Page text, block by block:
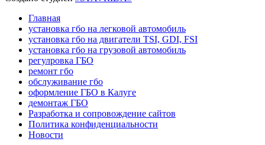
Главная
установка гбо на легковой автомобиль
установка гбо на двигатели TSI, GDI, FSI
установка гбо на грузовой автомобиль
регулровка ГБО
ремонт гбо
обслуживание гбо
оформление ГБО в Калуге
демонтаж ГБО
Разработка и сопровождение сайтов
Политика конфиденциальности
Новости